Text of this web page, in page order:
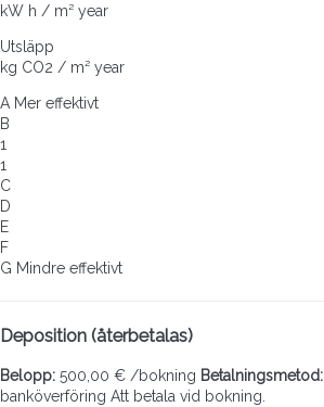
kW h / m² year
Utsläpp
kg CO2 / m² year
A Mer effektivt
B
1
1
C
D
E
F
G Mindre effektivt
Deposition (återbetalas)
Belopp: 500,00 € /bokning Betalningsmetod:
banköverföring Att betala vid bokning.